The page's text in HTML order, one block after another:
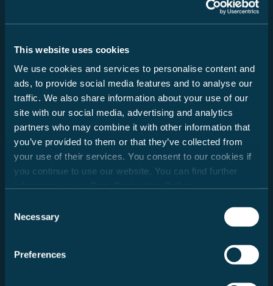
This website uses cookies
We use cookies and services to personalise content and
ads, to provide social media features and to analyse our
traffic. We also share information about your use of our
site with our social media, advertising and analytics
partners who may combine it with other information that
you’ve provided to them or that they’ve collected from
your use of their services. You consent to our cookies if
you continue to use our website. You can find further
Selection
Necessary
Preferences
Bitte wählen Sie eine Baureihe...
Datum